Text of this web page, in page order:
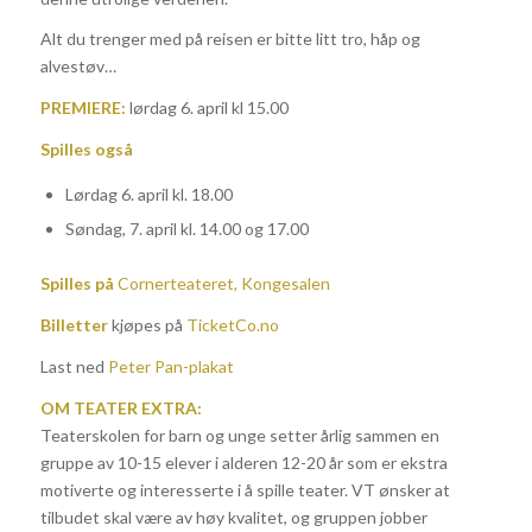
Alt du trenger med på reisen er bitte litt tro, håp og
alvestøv…
PREMIERE: lørdag 6. april kl 15.00
Spilles også
Lørdag 6. april kl. 18.00
Søndag, 7. april kl. 14.00 og 17.00
Spilles på Cornerteateret, Kongesalen
Billetterkjøpes på TicketCo.no
Last ned Peter Pan-plakat
OM TEATER EXTRA:
Teaterskolen for barn og unge setter årlig sammen en
gruppe av 10-15 elever i alderen 12-20 år som er ekstra
motiverte og interesserte i å spille teater. VT ønsker at
tilbudet skal være av høy kvalitet, og gruppen jobber